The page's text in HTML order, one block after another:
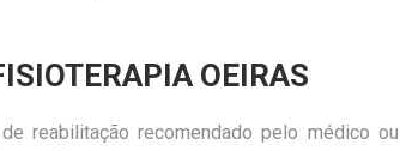
OEIRAS
reabilitação recomendado pelo médico ou